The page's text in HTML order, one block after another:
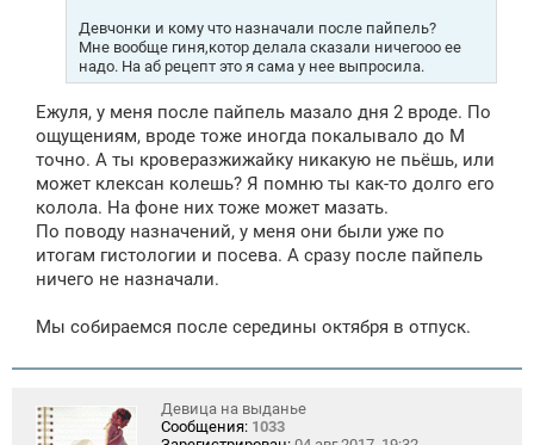
Девчонки и кому что назначали после пайпель?
Мне вообще гиня,котор делала сказали ничегооо ее
надо. На аб рецепт это я сама у нее выпросила.
Ежуля, у меня после пайпель мазало дня 2 вроде. По
ощущениям, вроде тоже иногда покалывало до М
точно. А ты кроверазжижайку никакую не пьёшь, или
может клексан колешь? Я помню ты как-то долго его
колола. На фоне них тоже может мазать.
По поводу назначений, у меня они были уже по
итогам гистологии и посева. А сразу после пайпель
ничего не назначали.
Мы собираемся после середины октября в отпуск.
Девица на выданье
Сообщения: 1033